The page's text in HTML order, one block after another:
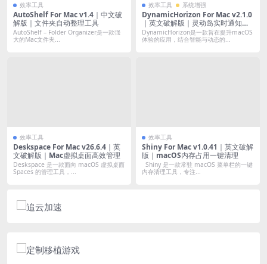
效率工具
AutoShelf For Mac v1.4｜中文破
解版｜文件夹自动整理工具
AutoShelf – Folder Organizer是一款强
大的Mac文件夹...
效率工具 系统增强
DynamicHorizon For Mac v2.1.0
｜英文破解版｜灵动岛实时通知与
媒体控制工具
DynamicHorizon是一款旨在提升macOS
体验的应用，结合智能与动态的...
效率工具
Deskspace For Mac v26.6.4｜英
文破解版｜Mac虚拟桌面高效管理
Deskspace 是一款面向 macOS 虚拟桌面
Spaces 的管理工具，...
效率工具
Shiny For Mac v1.0.41｜英文破解
版｜macOS内存占用一键清理
Shiny 是一款常驻 macOS 菜单栏的一键
内存清理工具，专注...